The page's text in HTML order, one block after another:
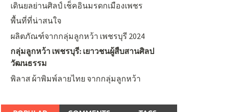
เดินยลย่านศิลป์ เช็คอินมรดกเมืองเพชร
พื้นที่ที่น่าสนใจ
ผลิตภัณฑ์จากกลุ่มลูกหว้า เพชรบุรี 2024
กลุ่มลูกหว้า เพชรบุรี: เยาวชนผู้สืบสานศิลป
วัฒนธรรม
พิลาส ผ้าพิมพ์ลายไทย จากกลุ่มลูกหว้า